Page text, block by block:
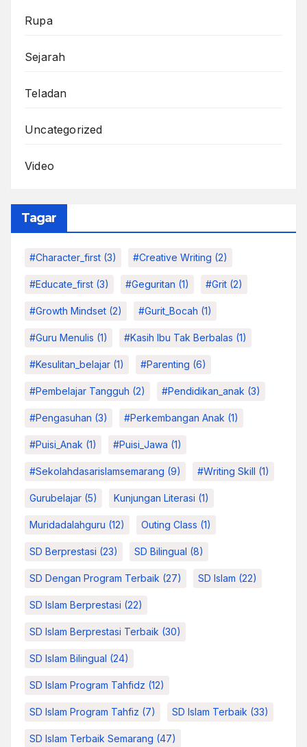
Rupa
Sejarah
Teladan
Uncategorized
Video
Tagar
#character_first (3) #Creative Writing (2)
#educate_first (3) #Geguritan (1) #grit (2)
#growth Mindset (2) #Gurit_Bocah (1)
#Guru Menulis (1) #kasih Ibu Tak Berbalas (1)
#kesulitan_belajar (1) #parenting (6)
#pembelajar Tangguh (2) #pendidikan_anak (3)
#pengasuhan (3) #Perkembangan Anak (1)
#Puisi_Anak (1) #Puisi_Jawa (1)
#sekolahdasarislamsemarang (9) #Writing Skill (1)
Gurubelajar (5) Kunjungan Literasi (1)
Muridadalahguru (12) Outing Class (1)
SD Berprestasi (23) SD Bilingual (8)
SD Dengan Program Terbaik (27) SD Islam (22)
SD Islam Berprestasi (22)
SD Islam Berprestasi Terbaik (30)
SD Islam Bilingual (24)
SD Islam Program Tahfidz (12)
SD Islam Program Tahfiz (7) SD Islam Terbaik (33)
SD Islam Terbaik Semarang (47)